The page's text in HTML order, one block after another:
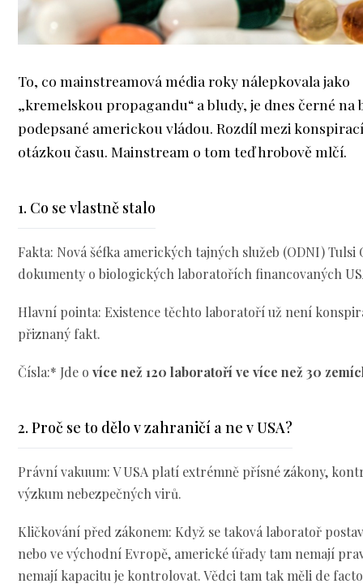
To, co mainstreamová média roky nálepkovala jako
„kremelskou propagandu“ a bludy, je dnes černé na
podepsané americkou vládou. Rozdíl mezi
otázkou času. Mainstream o tom teď hrobově mlčí.
1. Co se vlastně stalo
Fakta: Nová šéfka amerických tajných služeb (ODNI)
dokumenty o biologických laboratořích financovaných
Hlavní pointa: Existence těchto laboratoří už není
přiznaný fakt.
Čísla:* Jde ovíce než 120 laboratoří ve více než 30
2. Proč se to dělo v zahraničí a ne v USA?
Právní vakuum: V USA platí extrémně přísné zákony,
výzkum nebezpečných virů.
Kličkování před zákonem: Když se taková laboratoř
nebo ve východní Evropě, americké úřady tam nemají
nemají kapacitu je kontrolovat. Vědci tam tak měli de